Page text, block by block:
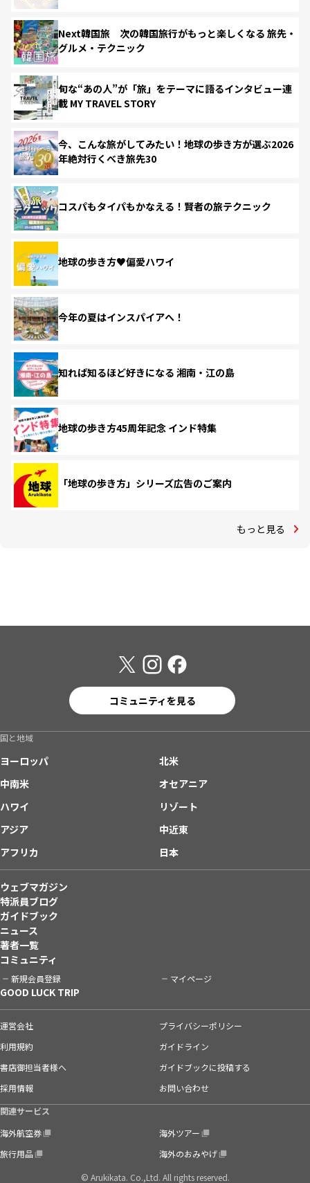
Next韓国旅 次の韓国旅行がもっと楽しくなる 旅先・
グルメ・テクニック
旬な“あの人”が「旅」をテーマに語るインタビュー連
載 MY TRAVEL STORY
今、こんな旅がしてみたい！地球の歩き方が選ぶ2026
年絶対行くべき旅先30
コスパもタイパもかなえる！賢者の旅テクニック
地球の歩き方♥偏愛ハワイ
今年の夏はインスパイアへ！
知れば知るほど好きになる 湘南・江の島
地球の歩き方45周年記念 インド特集
「地球の歩き方」シリーズ広告のご案内
もっと見る
コミュニティを見る
国と地域
ヨーロッパ
北米
中南米
オセアニア
ハワイ
リゾート
アジア
中近東
アフリカ
日本
ウェブマガジン
特派員ブログ
ガイドブック
ニュース
著者一覧
コミュニティ
新規会員登録 マイページ
GOOD LUCK TRIP
運営会社
プライバシーポリシー
利用規約
ガイドライン
書店御担当者様へ
ガイドブックに投稿する
採用情報
お問い合わせ
関連サービス
海外航空券
海外ツアー
旅行用品
海外のおみやげ
© Arukikata. Co.,Ltd. All rights reserved.